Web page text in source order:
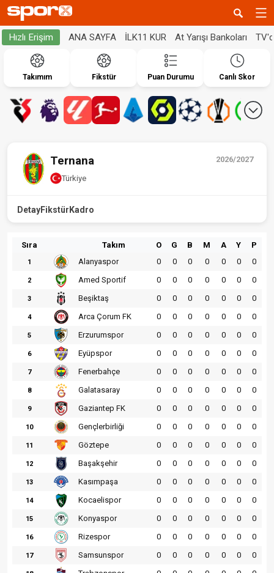
Hızlı Erişim ANA SAYFA İLK11 KUR At Yarışı Bankoları
Takımım Fikstür Puan Durumu Canlı Skor
2026/2027
Ternana
Türkiye
DetayFikstür Kadro
Sıra Takım O G B M A Y P
1 Alanyaspor 0 0 0 0 0 0 0
2 Amed Sportif 0 0 0 0 0 0 0
3 Beşiktaş 0 0 0 0 0 0 0
4 Arca Çorum FK 0 0 0 0 0 0 0
5 Erzurumspor 0 0 0 0 0 0 0
6 Eyüpspor 0 0 0 0 0 0 0
7 Fenerbahçe 0 0 0 0 0 0 0
8 Galatasaray 0 0 0 0 0 0 0
9 Gaziantep FK 0 0 0 0 0 0 0
10 Gençlerbirliği 0 0 0 0 0 0 0
11 Göztepe 0 0 0 0 0 0 0
12 Başakşehir 0 0 0 0 0 0 0
13 Kasımpaşa 0 0 0 0 0 0 0
14 Kocaelispor 0 0 0 0 0 0 0
15 Konyaspor 0 0 0 0 0 0 0
16 Rizespor 0 0 0 0 0 0 0
17 Samsunspor 0 0 0 0 0 0 0